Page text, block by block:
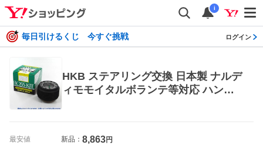
i
毎日引けるくじ 今すぐ挑戦 ログイン
HKB ステアリング交換 日本製 ナルデ
ィモモイタルボランテ等対応 ハンド
最安値 新品： 8,863円